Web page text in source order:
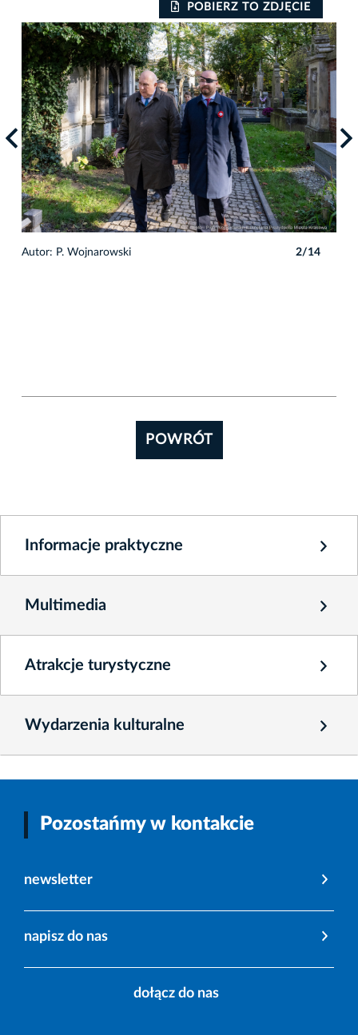
POBIERZ TO ZDJĘCIE
Autor: P. Wojnarowski 2/14
POWRÓT
Informacje praktyczne
Multimedia
Atrakcje turystyczne
Wydarzenia kulturalne
Pozostańmy w kontakcie
newsletter
napisz do nas
dołącz do nas